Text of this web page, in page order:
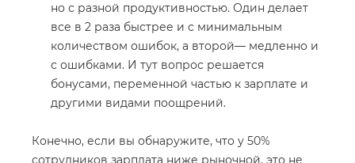
но с разной продуктивностью. Один делает
все в 2 раза быстрее и с минимальным
количеством ошибок, а второй— медленно и
с ошибками. И тут вопрос решается
бонусами, переменной частью к зарплате и
другими видами поощрений.
Конечно, если вы обнаружите, что у 50%
сотрудников зарплата ниже рыночной, это не